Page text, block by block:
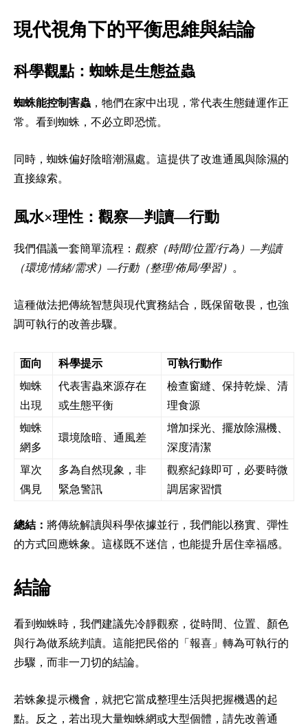
現代視角下的平衡思維與結論
科學觀點：蜘蛛是生態益蟲
蜘蛛能控制害蟲 ，牠們在家中出現，常代表生態鏈運作正
常。看到蜘蛛，不必立即恐慌。
同時，蜘蛛偏好陰暗潮濕處。這提供了改進通風與除濕的
直接線索。
風水×理性：觀察—判讀—行動
我們倡議一套簡單流程： 觀察（時間/位置/行為）—判讀
（環境/情緒/需求）—行動（整理/佈局/學習） 。
這種做法把傳統智慧與現代實務結合，既保留敬畏，也強
調可執行的改善步驟。
面向 科學提示
可執行動作
蜘蛛
出現
代表害蟲來源存在
或生態平衡
檢查窗縫、保持乾燥、清
理食源
蜘蛛
網多
環境陰暗、通風差
增加採光、擺放除濕機、
深度清潔
單次
偶見
多為自然現象，非
緊急警訊
觀察紀錄即可，必要時微
調居家習慣
總結： 將傳統解讀與科學依據並行，我們能以務實、彈性
的方式回應蛛象。這樣既不迷信，也能提升居住幸福感。
結論
看到蜘蛛時，我們建議先冷靜觀察，從時間、位置、顏色
與行為做系統判讀。這能把民俗的「報喜」轉為可執行的
步驟，而非一刀切的結論。
若蛛象提示機會，就把它當成整理生活與把握機遇的起
點。反之，若出現大量蜘蛛網或大型個體，請先改善通